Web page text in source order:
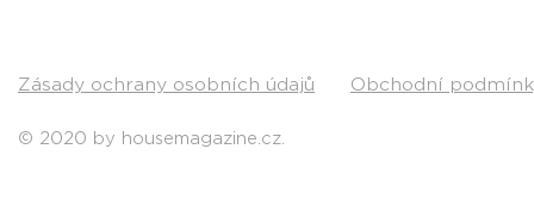
Zásady ochrany osobních údajů
© 2020 by housemagazine.cz.
Obchodní